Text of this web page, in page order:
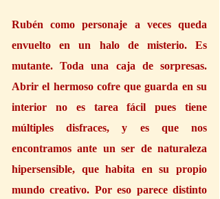
Rubén como personaje a veces queda
envuelto en un halo de misterio. Es
mutante. Toda una caja de sorpresas.
Abrir el hermoso cofre que guarda en su
interior no es tarea fácil pues tiene
múltiples disfraces, y es que nos
encontramos ante un ser de naturaleza
hipersensible, que habita en su propio
mundo creativo. Por eso parece distinto